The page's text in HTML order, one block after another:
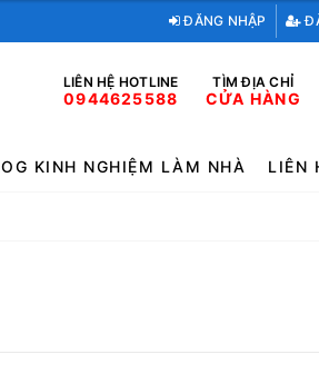
ĐĂNG NHẬP
LIÊN HỆ HOTLINE
0944625588
TÌM ĐỊA CHỈ
CỬA HÀNG
KINH NGHIỆM LÀM NHÀ LIÊN